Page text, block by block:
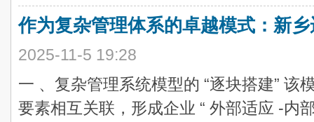
作为复杂管理体系的卓越模式：新
2025-11-5 19:28
一 、复杂管理系统模型的 “逐块搭建” 该
要素相互关联，形成企业 “ 外部适应 -内